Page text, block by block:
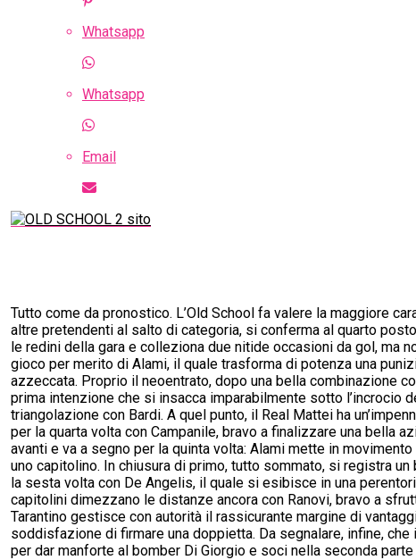
Whatsapp
Whatsapp
Email
Tutto come da pronostico. L’Old School fa valere la maggiore
altre pretendenti al salto di categoria, si conferma al quarto
le redini della gara e colleziona due nitide occasioni da gol, ma
gioco per merito di Alami, il quale trasforma di potenza una
azzeccata. Proprio il neoentrato, dopo una bella combinazione
prima intenzione che si insacca imparabilmente sotto l’incrocio
triangolazione con Bardi. A quel punto, il Real Mattei ha
per la quarta volta con Campanile, bravo a finalizzare una bella
avanti e va a segno per la quinta volta: Alami mette in
uno capitolino. In chiusura di primo, tutto sommato, si registra
la sesta volta con De Angelis, il quale si esibisce in una
capitolini dimezzano le distanze ancora con Ranovi, bravo a
Tarantino gestisce con autorità il rassicurante margine di
soddisfazione di firmare una doppietta. Da segnalare, infine,
per dar manforte al bomber Di Giorgio e soci nella seconda